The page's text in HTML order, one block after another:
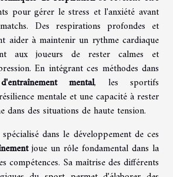
pour gérer le stress et l'anxiété avant
Des respirations profondes et
aider à maintenir un rythme cardiaque
aux joueurs de rester calmes et
En intégrant ces méthodes dans
mental, les sportifs
mentale et une capacité à rester
dans des situations de haute tension.
dans le développement de ces
joue un rôle fondamental dans la
compétences. Sa maîtrise des différents